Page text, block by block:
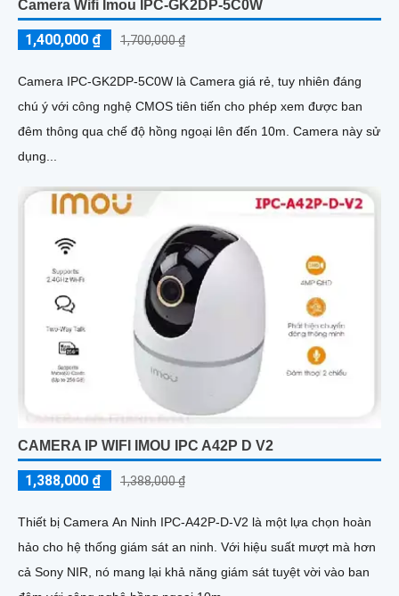
Camera Wifi Imou IPC-GK2DP-5C0W
1,400,000 ₫ 1,700,000 ₫
Camera IPC-GK2DP-5C0W là Camera giá rẻ, tuy nhiên đáng
chú ý với công nghệ CMOS tiên tiến cho phép xem được ban
đêm thông qua chế độ hồng ngoại lên đến 10m. Camera này sử
dụng...
CAMERA IP WIFI IMOU IPC A42P D V2
1,388,000 ₫ 1,388,000 ₫
Thiết bị Camera An Ninh IPC-A42P-D-V2 là một lựa chọn hoàn
hảo cho hệ thống giám sát an ninh. Với hiệu suất mượt mà hơn
cả Sony NIR, nó mang lại khả năng giám sát tuyệt vời vào ban